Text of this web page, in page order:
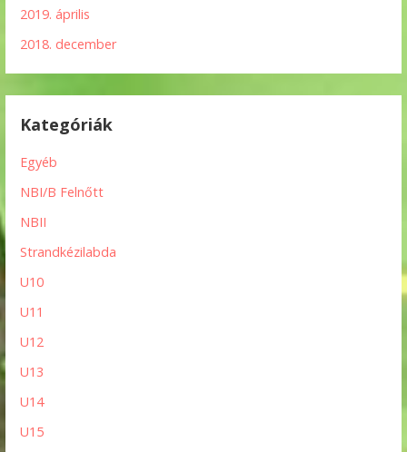
2019. április
2018. december
Kategóriák
Egyéb
NBI/B Felnőtt
NBII
Strandkézilabda
U10
U11
U12
U13
U14
U15